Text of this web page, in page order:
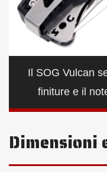
Il SOG Vulcan
finiture e il
Dimensioni